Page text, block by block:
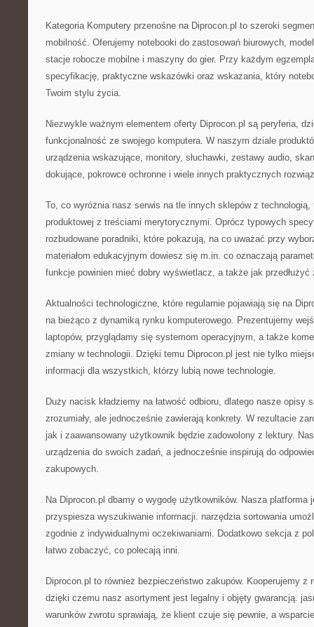
Kategoria Komputery przenośne na Diprocon.pl to szeroki
mobilność. Oferujemy notebooki do zastosowań biurowych,
stacje robocze mobilne i maszyny do gier. Przy każdym
specyfikację, praktyczne wskazówki oraz wskazania, który
Twoim stylu życia.
Niezwykle ważnym elementem oferty Diprocon.pl są peryferia,
funkcjonalność ze swojego komputera. W naszym dziale
urządzenia wskazujące, monitory, słuchawki, zestawy audio,
dokujące, pokrowce ochronne i wiele innych praktycznych
To, co wyróżnia nasz serwis na tle innych sklepów z technologią,
produktowej z treściami merytorycznymi. Oprócz typowych
rozbudowane poradniki, które pokazują, na co uważać przy
materiałom edukacyjnym dowiesz się m.in. co oznaczają
funkcje powinien mieć dobry wyświetlacz, a także jak
Aktualności technologiczne, które regularnie pojawiają się na
na bieżąco z dynamiką rynku komputerowego. Prezentujemy
laptopów, przyglądamy się systemom operacyjnym, a także
zmiany w technologii. Dzięki temu Diprocon.pl jest nie tylko
informacji dla wszystkich, którzy lubią nowe technologie.
Duży nacisk kładziemy na łatwość odbioru, dlatego nasze opisy
zrozumiały, ale jednocześnie zawierają konkrety. W rezultacie
jak i zaawansowany użytkownik będzie zadowolony z lektury.
urządzenia do swoich zadań, a jednocześnie inspirują do
zakupowych.
Na Diprocon.pl dbamy o wygodę użytkowników. Nasza platforma
przyspiesza wyszukiwanie informacji. narzędzia sortowania
zgodnie z indywidualnymi oczekiwaniami. Dodatkowo sekcja z
łatwo zobaczyć, co polecają inni.
Diprocon.pl to również bezpieczeństwo zakupów. Kooperujemy z
dzięki czemu nasz asortyment jest legalny i objęty gwarancją.
warunków zwrotu sprawiają, że klient czuje się pewnie, a